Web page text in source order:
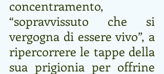
concentramento,
“sopravvissuto che si
vergogna di essere vivo”, a
ripercorrere le tappe della
sua prigionia per offrine